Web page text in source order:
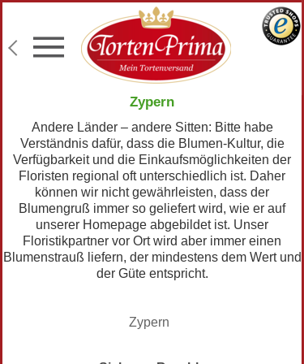
Konditor-Qualität
Torten mit Wunschtext
Lieferung an Wunschadresse
Zypern
Andere Länder – andere Sitten: Bitte habe
Verständnis dafür, dass die Blumen-Kultur, die
Verfügbarkeit und die Einkaufsmöglichkeiten der
Floristen regional oft unterschiedlich ist. Daher
können wir nicht gewährleisten, dass der
Blumengruß immer so geliefert wird, wie er auf
unserer Homepage abgebildet ist. Unser
Floristikpartner vor Ort wird aber immer einen
Blumenstrauß liefern, der mindestens dem Wert und
der Güte entspricht.
Zypern